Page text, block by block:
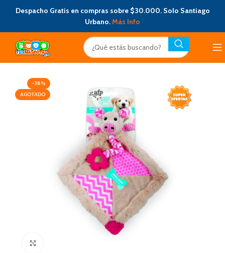
Despacho Gratis en compras sobre $30.000. Solo Santiago
Urbano.Más Info
-38%
AGOTADO